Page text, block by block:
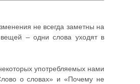
не всегда заметны на
– одни слова уходят в
употребляемых нами
о словах» и «Почему не